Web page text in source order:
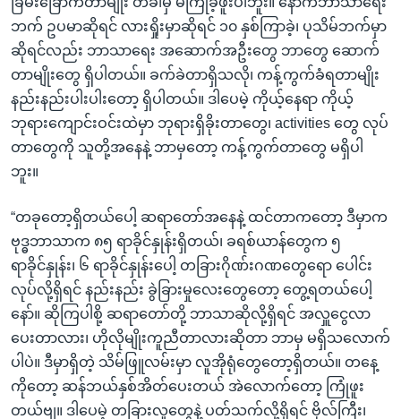
ဘက် ဥပမာဆိုရင် လားရှိုးမှာဆိုရင် ၁၀ နှစ်ကြာခဲ့၊ ပုသိမ်ဘက်မှာ
ဆိုရင်လည်း ဘာသာရေး အဆောက်အဦးတွေ ဘာတွေ ဆောက်
တာမျိုးတွေ ရှိပါတယ်။ ခက်ခဲတာရှိသလို၊ ကန့်ကွက်ခံရတာမျိုး
နည်းနည်းပါးပါးတော့ ရှိပါတယ်။ ဒါပေမဲ့ ကိုယ့်နေရာ ကိုယ့်
ဘုရားကျောင်းဝင်းထဲမှာ ဘုရားရှိခိုးတာတွေ၊ activities တွေ လုပ်
တာတွေကို သူတို့အနေနဲ့ ဘာမှတော့ ကန့်ကွက်တာတွေ မရှိပါ
ဘူး။
“တခုတော့ရှိတယ်ပေါ့ ဆရာတော်အနေနဲ့ ထင်တာကတော့ ဒီမှာက
ဗုဒ္ဓဘာသာက ၈၅ ရာခိုင်နှုန်းရှိတယ်၊ ခရစ်ယာန်တွေက ၅
ရာခိုင်နှုန်း၊ ၆ ရာခိုင်နှုန်းပေါ့ တခြားဂိုဏ်းဂဏတွေရော ပေါင်း
လုပ်လို့ရှိရင် နည်းနည်း ခွဲခြားမှုလေးတွေတော့ တွေ့ရတယ်ပေါ့
နော်။ ဆိုကြပါစို့ ဆရာတော်တို့ ဘာသာဆိုလို့ရှိရင် အလှူငွေလာ
ပေးတာလား၊ ဟိုလိုမျိုးကူညီတာလားဆိုတာ ဘာမှ မရှိသလောက်
ပါပဲ။ ဒီမှာရှိတဲ့ သိမ်ဖြူလမ်းမှာ လူအိုရုံတွေတော့ရှိတယ်။ တနေ့
ကိုတော့ ဆန်ဘယ်နှစ်အိတ်ပေးတယ် အဲလောက်တော့ ကြုံဖူး
တယ်ဗျ။ ဒါပေမဲ့ တခြားလူတွေနဲ့ ပတ်သက်လို့ရှိရင် ဗိုလ်ကြီး၊